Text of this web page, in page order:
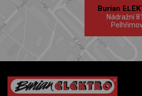
Burian
Nádražní